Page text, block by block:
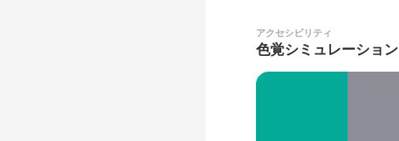
アクセシビリティ
色覚シミュレーション